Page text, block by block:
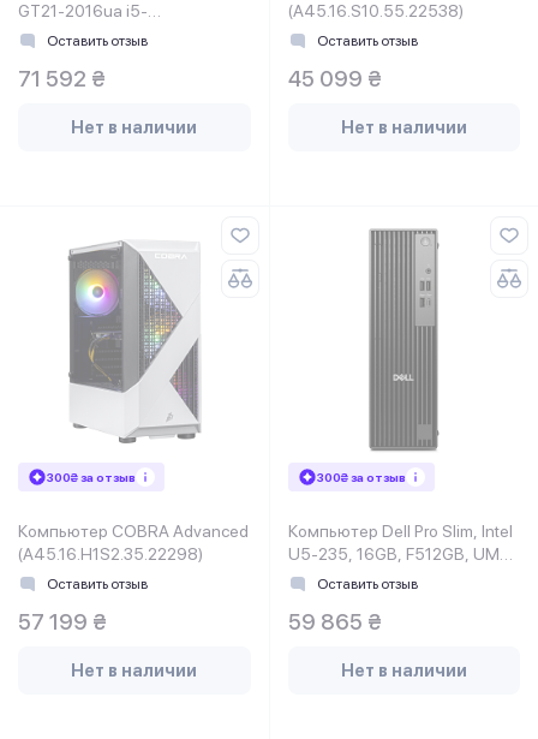
GT21-2016ua i5-
14400F/16GB/SSD512Gb/NVIDIA
8GB/K&M/WiFi/DOS
Оставить отзыв
71 592 ₴
Нет в наличии
(A45.16.S10.55.22538)
Оставить отзыв
45 099 ₴
Нет в наличии
300₴ за отзыв
Компьютер COBRA Advanced
(A45.16.H1S2.35.22298)
Оставить отзыв
57 199 ₴
Нет в наличии
300₴ за отзыв
Компьютер Dell Pro Slim, Intel
U5-235, 16GB, F512GB, UMA,
WiFi, кл+м, Win11P
Оставить отзыв
59 865 ₴
Нет в наличии